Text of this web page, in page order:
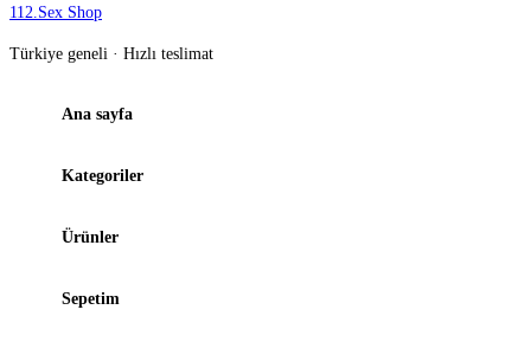
112.Sex Shop
Türkiye geneli · Hızlı teslimat
Ana sayfa
Kategoriler
Ürünler
Sepetim